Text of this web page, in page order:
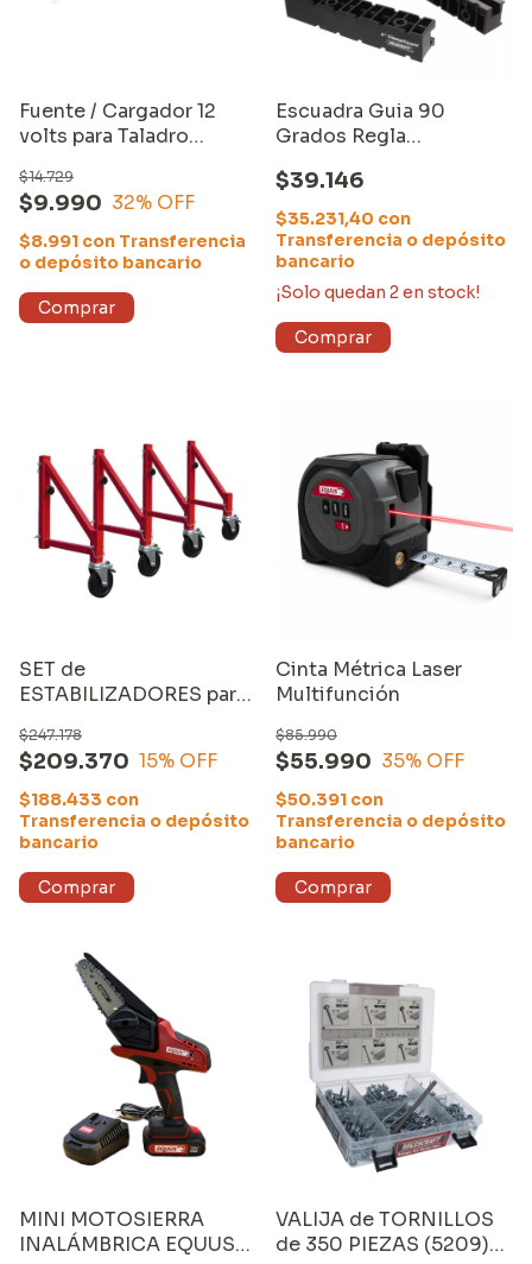
Fuente / Cargador 12
volts para Taladro
$9.990
$14.729
32% OFF
$8.991 con Transferencia
o depósito bancario
Escuadra Guia 90
Grados Regla
Milescraft (4011)
$39.146
$35.231,40 con
Transferencia o depósito
bancario
¡Solo quedan 2en stock!
SET de
ESTABILIZADORES para
RUEDAS (YH-TR601)
$209.370
$247.178
15% OFF
$188.433 con
Transferencia o depósito
bancario
Cinta Métrica Laser
Multifunción
$55.990
$85.990
35% OFF
$50.391 con
Transferencia o depósito
bancario
MINI MOTOSIERRA
INALÁMBRICA EQUUS
VALIJA de TORNILLOS
de 350 PIEZAS (5209)